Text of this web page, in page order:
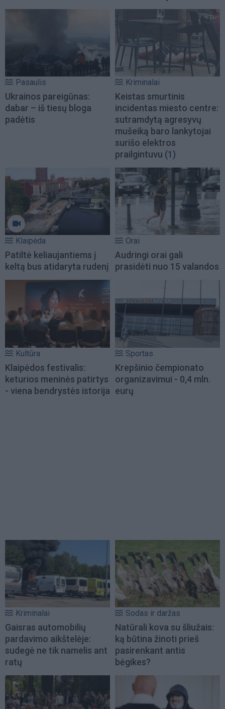
Pasaulis
Ukrainos pareigūnas:
dabar – iš tiesų bloga
padėtis
Kriminalai
Keistas smurtinis
incidentas miesto centre:
sutramdytą agresyvų
mušeiką baro lankytojai
surišo elektros
prailgintuvu (1)
Klaipėda
Patiltė keliaujantiems į
keltą bus atidaryta rudenį
Orai
Audringi orai gali
prasidėti nuo 15 valandos
Kultūra
Klaipėdos festivalis:
keturios meninės patirtys
- viena bendrystės istorija
Sportas
Krepšinio čempionato
organizavimui - 0,4 mln.
eurų
Kriminalai
Gaisras automobilių
pardavimo aikštelėje:
sudegė ne tik namelis ant
ratų
Sodas ir daržas
Natūrali kova su šliužais:
ką būtina žinoti prieš
pasirenkant antis
bėgikes?